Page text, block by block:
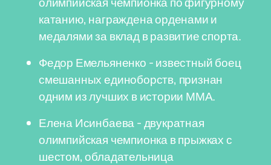
катанию, награждена орденами и
медалями за вклад в развитие спорта.
Федор Емельяненко - известный боец
смешанных единоборств, признан
одним из лучших в истории ММА.
Елена Исинбаева - двукратная
олимпийская чемпионка в прыжках с
шестом, обладательница